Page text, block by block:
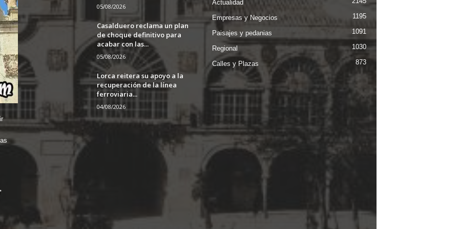
05/08/2026
Casalduero reclama un plan
de choque definitivo para
acabar con las...
05/08/2026
Lorca reitera su apoyo a la
recuperación de la línea
ferroviaria...
04/08/2026
Actualidad
Empresas y Negocios 1195
Paisajes y pedanias 1091
Regional 1030
Calles y Plazas 873